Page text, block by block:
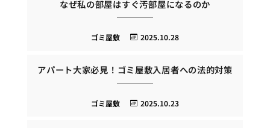
なぜ私の部屋はすぐ汚部屋になるのか
2025.10.28
ゴミ屋敷
アパート大家必見！ゴミ屋敷入居者への法的対策
2025.10.23
ゴミ屋敷